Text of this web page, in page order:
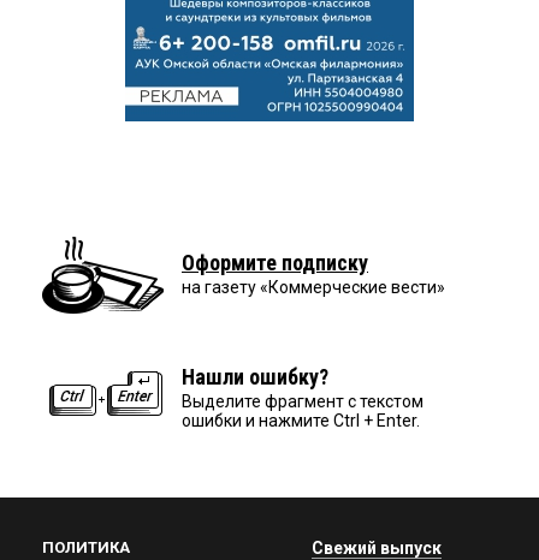
Оформите подписку
на газету «Коммерческие вести»
Нашли ошибку?
Выделите фрагмент с текстом
ошибки и нажмите Ctrl + Enter.
ПОЛИТИКА Свежий выпуск